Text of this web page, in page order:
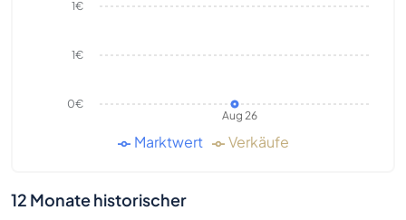
Aug 26
0€
1€
1€
Marktwert Verkäufe
12 Monate historischer